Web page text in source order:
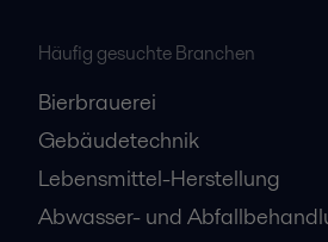
Häufig gesuchte Branchen
Bierbrauerei
Gebäudetechnik
Lebensmittel-Herstellung
Abwasser- und